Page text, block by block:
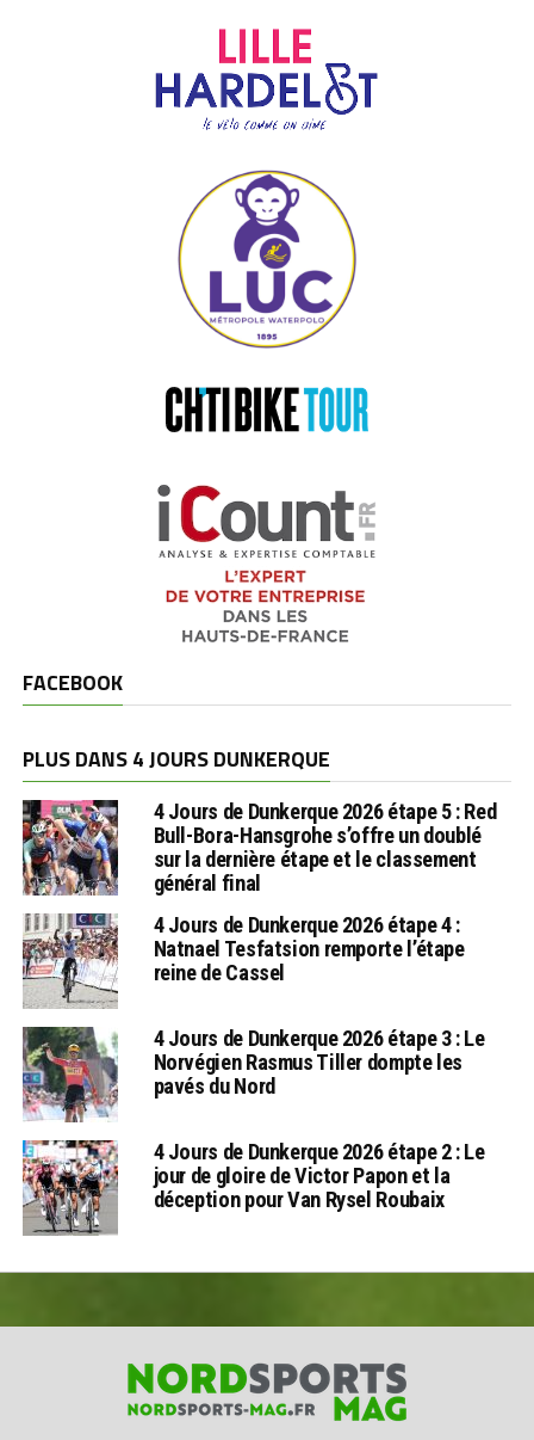
FACEBOOK
PLUS DANS 4 JOURS DUNKERQUE
4 Jours de Dunkerque 2026 étape 5 : Red
Bull-Bora-Hansgrohe s’offre un doublé
sur la dernière étape et le classement
général final
4 Jours de Dunkerque 2026 étape 4 :
Natnael Tesfatsion remporte l’étape
reine de Cassel
4 Jours de Dunkerque 2026 étape 3 : Le
Norvégien Rasmus Tiller dompte les
pavés du Nord
4 Jours de Dunkerque 2026 étape 2 : Le
jour de gloire de Victor Papon et la
déception pour Van Rysel Roubaix